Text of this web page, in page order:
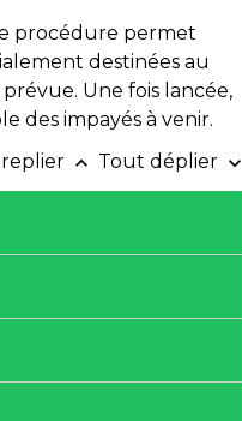
procédure permet
destinées au
Une fois lancée,
des impayés à venir.
keyboard_arrow_up Tout déplier keyboard_arrow_down